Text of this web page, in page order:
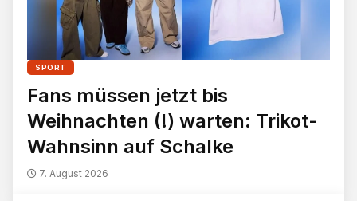
SPORT
Fans müssen jetzt bis
Weihnachten (!) warten: Trikot-
Wahnsinn auf Schalke
7. August 2026